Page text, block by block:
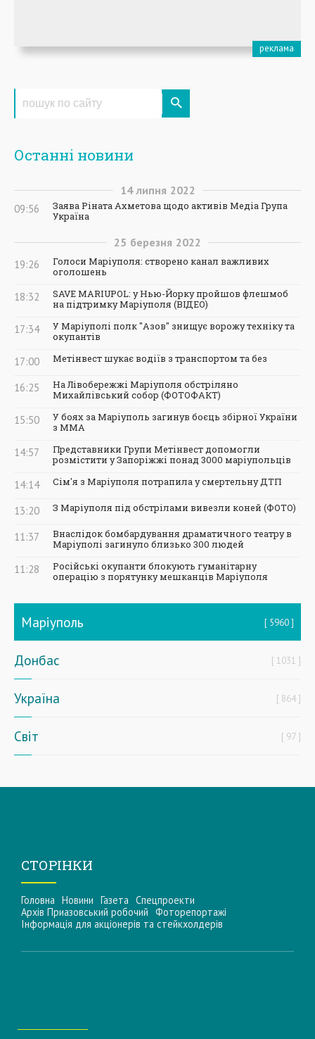
Останні новини
14 липня 2022
09:56
Заява Ріната Ахметова щодо активів Медіа Група
Україна
25 березня 2022
19:26
Голоси Маріуполя: створено канал важливих
оголошень
18:32
SAVE MARIUPOL: у Нью-Йорку пройшов флешмоб
на підтримку Маріуполя (ВІДЕО)
17:34
У Маріуполі полк "Азов" знищує ворожу техніку та
окупантів
17:00 Метінвест шукає водіїв з транспортом та без
16:25
На Лівобережжі Маріуполя обстріляно
Михайлівський собор (ФОТОФАКТ)
15:50
У боях за Маріуполь загинув боєць збірної України
з ММА
14:57
Представники Групи Метінвест допомогли
розмістити у Запоріжжі понад 3000 маріупольців
14:14 Сім'я з Маріуполя потрапила у смертельну ДТП
13:20 З Маріуполя під обстрілами вивезли коней (ФОТО)
11:37
Внаслідок бомбардування драматичного театру в
Маріуполі загинуло близько 300 людей
11:28
Російські окупанти блокують гуманітарну
операцію з порятунку мешканців Маріуполя
Маріуполь 5960
Донбас 1031
Україна 864
Світ 97
СТОРІНКИ
Головна Новини Газета Спецпроекти
Архів Приазовський робочий Фоторепортажі
Інформацiя для акцiонерiв та стейкхолдерiв